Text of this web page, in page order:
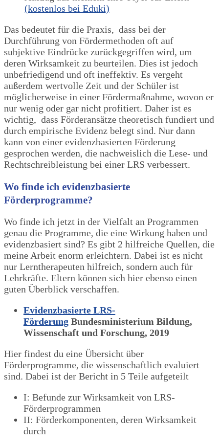
(kostenlos bei Eduki)
Das bedeutet für die Praxis, dass bei der
Durchführung von Fördermethoden oft auf
subjektive Eindrücke zurückgegriffen wird, um
deren Wirksamkeit zu beurteilen. Dies ist jedoch
unbefriedigend und oft ineffektiv. Es vergeht
außerdem wertvolle Zeit und der Schüler ist
möglicherweise in einer Fördermaßnahme, wovon er
nur wenig oder gar nicht profitiert. Daher ist es
wichtig, dass Förderansätze theoretisch fundiert und
durch empirische Evidenz belegt sind. Nur dann
kann von einer evidenzbasierten Förderung
gesprochen werden, die nachweislich die Lese- und
Rechtschreibleistung bei einer LRS verbessert.
Wo finde ich evidenzbasierte
Förderprogramme?
Wo finde ich jetzt in der Vielfalt an Programmen
genau die Programme, die eine Wirkung haben und
evidenzbasiert sind? Es gibt 2 hilfreiche Quellen, die
meine Arbeit enorm erleichtern. Dabei ist es nicht
nur Lerntherapeuten hilfreich, sondern auch für
Lehrkräfte. Eltern können sich hier ebenso einen
guten Überblick verschaffen.
Evidenzbasierte LRS-
Förderung Bundesministerium Bildung,
Wissenschaft und Forschung, 2019
Hier findest du eine Übersicht über
Förderprogramme, die wissenschaftlich evaluiert
sind. Dabei ist der Bericht in 5 Teile aufgeteilt
I: Befunde zur Wirksamkeit von LRS-
Förderprogrammen
II: Förderkomponenten, deren Wirksamkeit
durch